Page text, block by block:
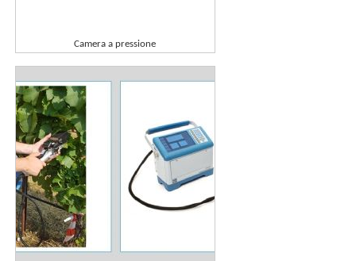
Camera a pressione